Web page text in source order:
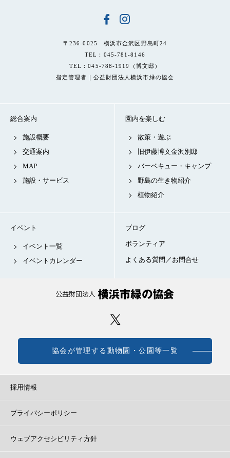
〒236-0025 横浜市金沢区野島町24
TEL：045-781-8146
TEL：045-788-1919（博文邸）
指定管理者｜公益財団法人横浜市緑の協会
総合案内
施設概要
交通案内
MAP
施設・サービス
園内を楽しむ
散策・遊ぶ
旧伊藤博文金沢別邸
バーベキュー・キャンプ
野島の生き物紹介
植物紹介
イベント
イベント一覧
イベントカレンダー
ブログ
ボランティア
よくある質問／お問合せ
協会が管理する動物園・公園等一覧
採用情報
プライバシーポリシー
ウェブアクセシビリティ方針